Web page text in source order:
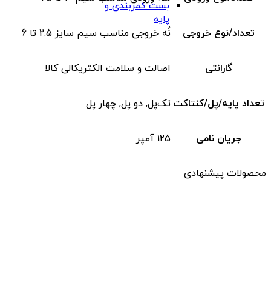
بست کمربندی و
پایه
تعداد/نوع خروجی نُه خروجی مناسب سیم سایز 2.5 تا 6
گارانتی اصالت و سلامت الکتریکالی کالا
تعداد پایه/پل/کنتاکت تک‌‌پل, دو پل, چهار پل
جریان نامی 125 آمپر
محصولات پیشنهادی